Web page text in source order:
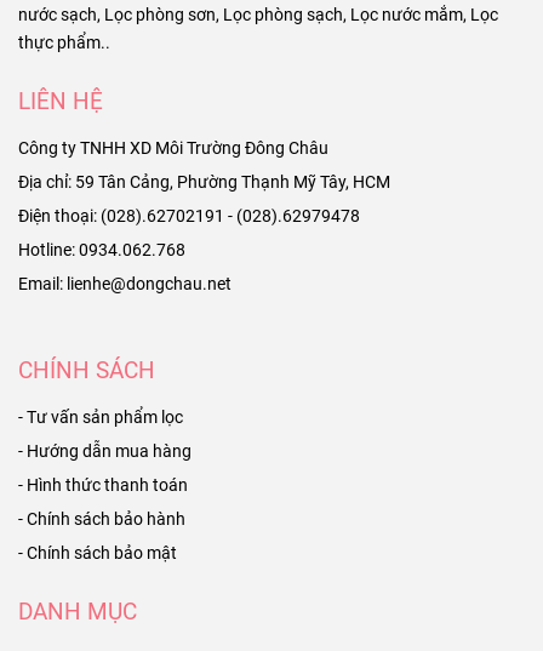
nước sạch, Lọc phòng sơn, Lọc phòng sạch, Lọc nước mắm, Lọc
thực phẩm..
LIÊN HỆ
Công ty TNHH XD Môi Trường Đông Châu
Địa chỉ: 59 Tân Cảng, Phường Thạnh Mỹ Tây, HCM
Điện thoại: (028).62702191 - (028).62979478
Hotline: 0934.062.768
Email: lienhe@dongchau.net
CHÍNH SÁCH
- Tư vấn sản phẩm lọc
- Hướng dẫn mua hàng
- Hình thức thanh toán
- Chính sách bảo hành
- Chính sách bảo mật
DANH MỤC